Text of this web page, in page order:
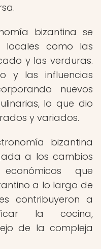
bizantina se
locales como las
y las verduras.
y las influencias
nuevos
lo que dio
y variados.
bizantina
a los cambios
que
a lo largo de
contribuyeron a
la cocina,
de la compleja